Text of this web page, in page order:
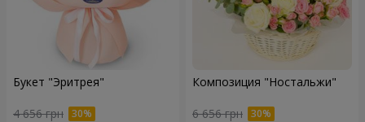
Букет "Эритрея"
4 656 грн
Композиция "Ностальжи"
6 656 грн